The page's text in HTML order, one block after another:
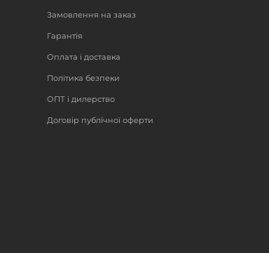
Замовлення на заказ
Гарантія
Оплата і доставка
Політика безпеки
ОПТ і дилерство
Договір публічної оферти